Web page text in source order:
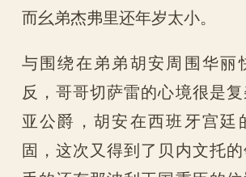
而幺弟杰弗里还年岁太小。
与围绕在弟弟胡安周围华丽
反，哥哥切萨雷的心境很是
亚公爵，胡安在西班牙宫廷
固，这次又得到了贝内文托